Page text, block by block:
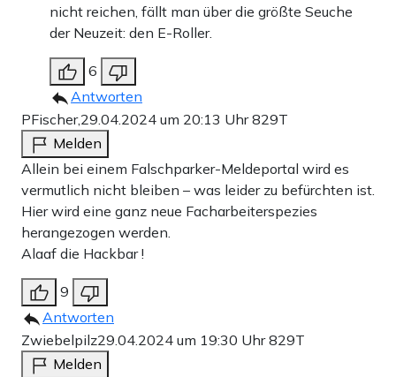
nicht reichen, fällt man über die größte Seuche
der Neuzeit: den E-Roller.
6
Antworten
PFischer,29.04.2024 um 20:13 Uhr829T
Melden
Allein bei einem Falschparker-Meldeportal wird es
vermutlich nicht bleiben – was leider zu befürchten ist.
Hier wird eine ganz neue Facharbeiterspezies
herangezogen werden.
Alaaf die Hackbar !
9
Antworten
Zwiebelpilz29.04.2024 um 19:30 Uhr829T
Melden